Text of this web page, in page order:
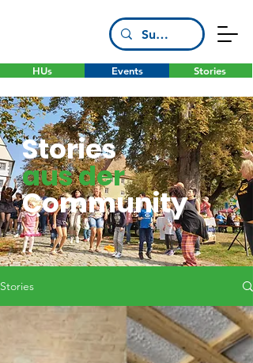
HUs Stories
Events
Stories
aus der
Community
Stories